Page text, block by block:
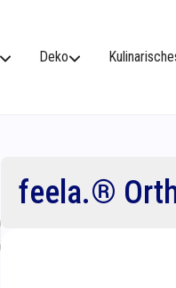
Deko
feela.®